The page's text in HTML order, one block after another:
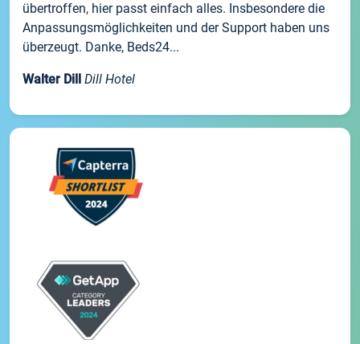
übertroffen, hier passt einfach alles. Insbesondere die
Anpassungsmöglichkeiten und der Support haben uns
überzeugt. Danke, Beds24...
Walter Dill Dill Hotel